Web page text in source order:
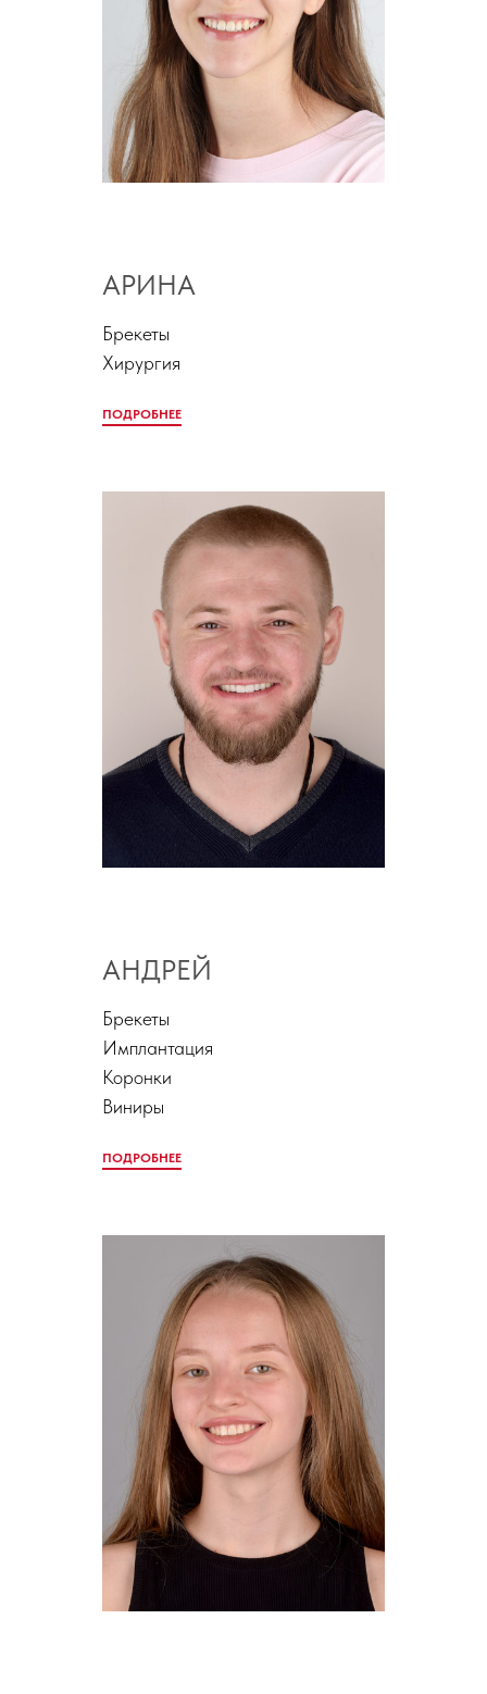
АРИНА
Брекеты
Хирургия
ПОДРОБНЕЕ
АНДРЕЙ
Брекеты
Имплантация
Коронки
Виниры
ПОДРОБНЕЕ